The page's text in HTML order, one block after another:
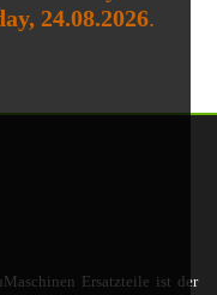
24.08.2026.
Ersatzteile ist der